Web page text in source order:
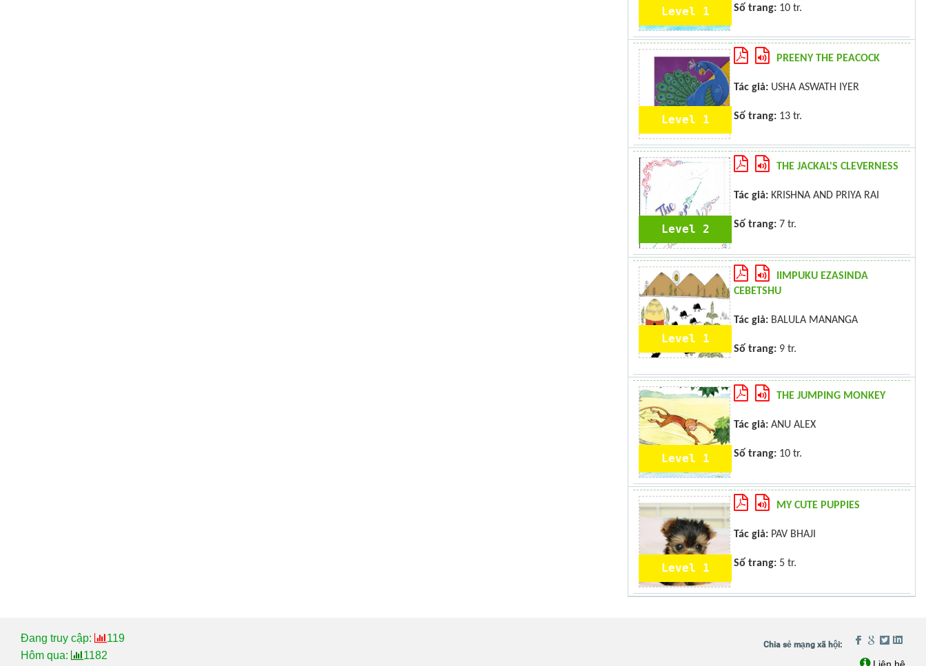
Level 1 Số trang: 10 tr.
Level 1
PREENY THE PEACOCK
Tác giả: USHA ASWATH IYER
Số trang: 13 tr.
Level 2
THE JACKAL'S CLEVERNESS
Tác giả: KRISHNA AND PRIYA RAI
Số trang: 7 tr.
Level 1
IIMPUKU EZASINDA
CEBETSHU
Tác giả: BALULA MANANGA
Số trang: 9 tr.
Level 1
THE JUMPING MONKEY
Tác giả: ANU ALEX
Số trang: 10 tr.
Level 1
MY CUTE PUPPIES
Tác giả: PAV BHAJI
Số trang: 5 tr.
Đang truy cập:
119
Hôm qua:
1182